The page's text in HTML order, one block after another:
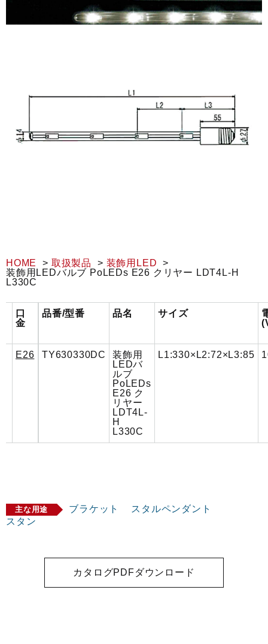
HOME 取扱製品
装飾用LED
装飾用LEDバルブ PoLEDs E26 クリヤー LDT4L-H
L330C
口
金
品番/型番 品名 サイズ
E26 TY630330DC
装飾用
LEDバ
ルブ
PoLEDs
E26 ク
リヤー
LDT4L-
H
L330C
L1:330×L2:72×L3:85
主な用途 ブラケット
スタルペンダント
スタン
カタログPDFダウンロード